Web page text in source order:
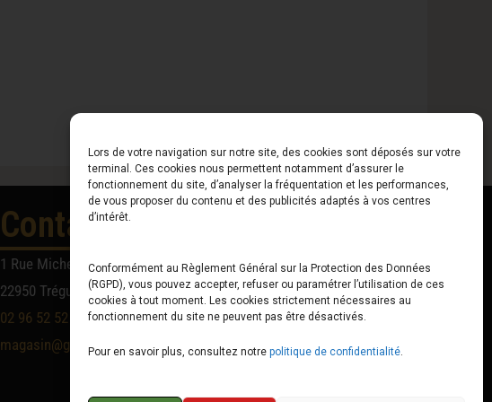
Lors de votre navigation sur notre site, des cookies sont déposés sur votre
terminal. Ces cookies nous permettent notamment d’assurer le
fonctionnement du site, d’analyser la fréquentation et les performances,
de vous proposer du contenu et des publicités adaptés à vos centres
d’intérêt.
Conformément au Règlement Général sur la Protection des Données
(RGPD), vous pouvez accepter, refuser ou paramétrer l’utilisation de ces
cookies à tout moment. Les cookies strictement nécessaires au
fonctionnement du site ne peuvent pas être désactivés.
Pour en savoir plus, consultez notre politique de confidentialité.
Contact
1 Rue Michel Audiard
22950 Trégueux
02 96 52 52 52
magasin@groupe-loops.fr
Du Lundi au Vendredi
10h00 – 12h30 // 14h00 –
19h00
Le Samedi